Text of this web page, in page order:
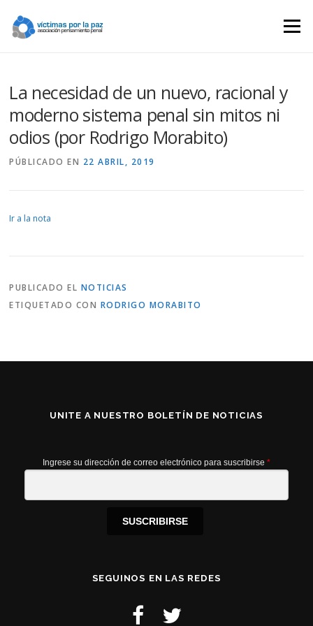
contenido
Menú
La necesidad de un nuevo, racional y
moderno sistema penal sin mitos ni
odios (por Rodrigo Morabito)
PÚBLICADO EN 22 ABRIL, 2019
Ir a la nota
PUBLICADO EL NOTICIAS
ETIQUETADO CON RODRIGO MORABITO
UNITE A NUESTRO BOLETÍN DE NOTICIAS
Ingrese su dirección de correo electrónico para suscribirse *
SUSCRIBIRSE
SEGUINOS EN LAS REDES